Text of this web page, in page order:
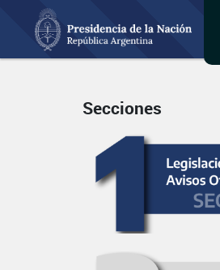
Secciones